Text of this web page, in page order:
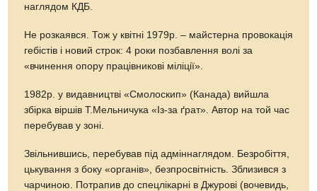
наглядом КДБ.
Не розкаявся. Тож у квітні 1979р. – майстерна провокація
гебістів і новий строк: 4 роки позбавлення волі за
«вчинення опору працівникові міліції».
1982р. у видавництві «Смолоскип» (Канада) вийшла
збірка віршів Т.Мельничука «Із-за ґрат». Автор на той час
перебував у зоні.
Звільнившись, перебував під адміннаглядом. Безробіття,
цькування з боку «органів», безпросвітність. Зблизився з
чарчиною. Потрапив до спецлікарні в Джурові (вочевидь,